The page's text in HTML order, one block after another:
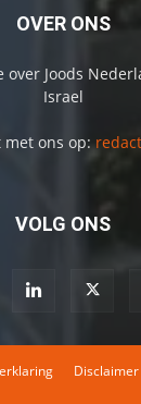
OVER ONS
Joods
Israel
met ons op:
VOLG ONS
Disclaimer